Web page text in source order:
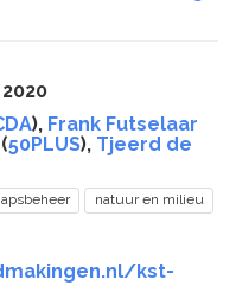
), Frank Futselaar
(50PLUS), Tjeerd de
natuur en milieu
kst-